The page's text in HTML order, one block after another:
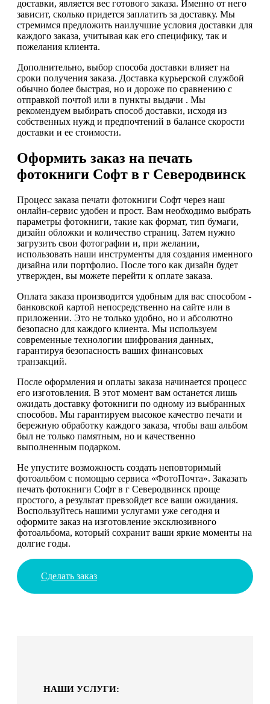
доставки, является вес готового заказа. Именно от него
зависит, сколько придется заплатить за доставку. Мы
стремимся предложить наилучшие условия доставки для
каждого заказа, учитывая как его специфику, так и
пожелания клиента.
Дополнительно, выбор способа доставки влияет на
сроки получения заказа. Доставка курьерской службой
обычно более быстрая, но и дороже по сравнению с
отправкой почтой или в пункты выдачи . Мы
рекомендуем выбирать способ доставки, исходя из
собственных нужд и предпочтений в балансе скорости
доставки и ее стоимости.
Оформить заказ на печать
фотокниги Софт в г Северодвинск
Процесс заказа печати фотокниги Софт через наш
онлайн-сервис удобен и прост. Вам необходимо выбрать
параметры фотокниги, такие как формат, тип бумаги,
дизайн обложки и количество страниц. Затем нужно
загрузить свои фотографии и, при желании,
использовать наши инструменты для создания именного
дизайна или портфолио. После того как дизайн будет
утвержден, вы можете перейти к оплате заказа.
Оплата заказа производится удобным для вас способом -
банковской картой непосредственно на сайте или в
приложении. Это не только удобно, но и абсолютно
безопасно для каждого клиента. Мы используем
современные технологии шифрования данных,
гарантируя безопасность ваших финансовых
транзакций.
После оформления и оплаты заказа начинается процесс
его изготовления. В этот момент вам останется лишь
ожидать доставку фотокниги по одному из выбранных
способов. Мы гарантируем высокое качество печати и
бережную обработку каждого заказа, чтобы ваш альбом
был не только памятным, но и качественно
выполненным подарком.
Не упустите возможность создать неповторимый
фотоальбом с помощью сервиса «ФотоПочта». Заказать
печать фотокниги Софт в г Северодвинск проще
простого, а результат превзойдет все ваши ожидания.
Воспользуйтесь нашими услугами уже сегодня и
оформите заказ на изготовление эксклюзивного
фотоальбома, который сохранит ваши яркие моменты на
долгие годы.
Сделать заказ
НАШИ УСЛУГИ: